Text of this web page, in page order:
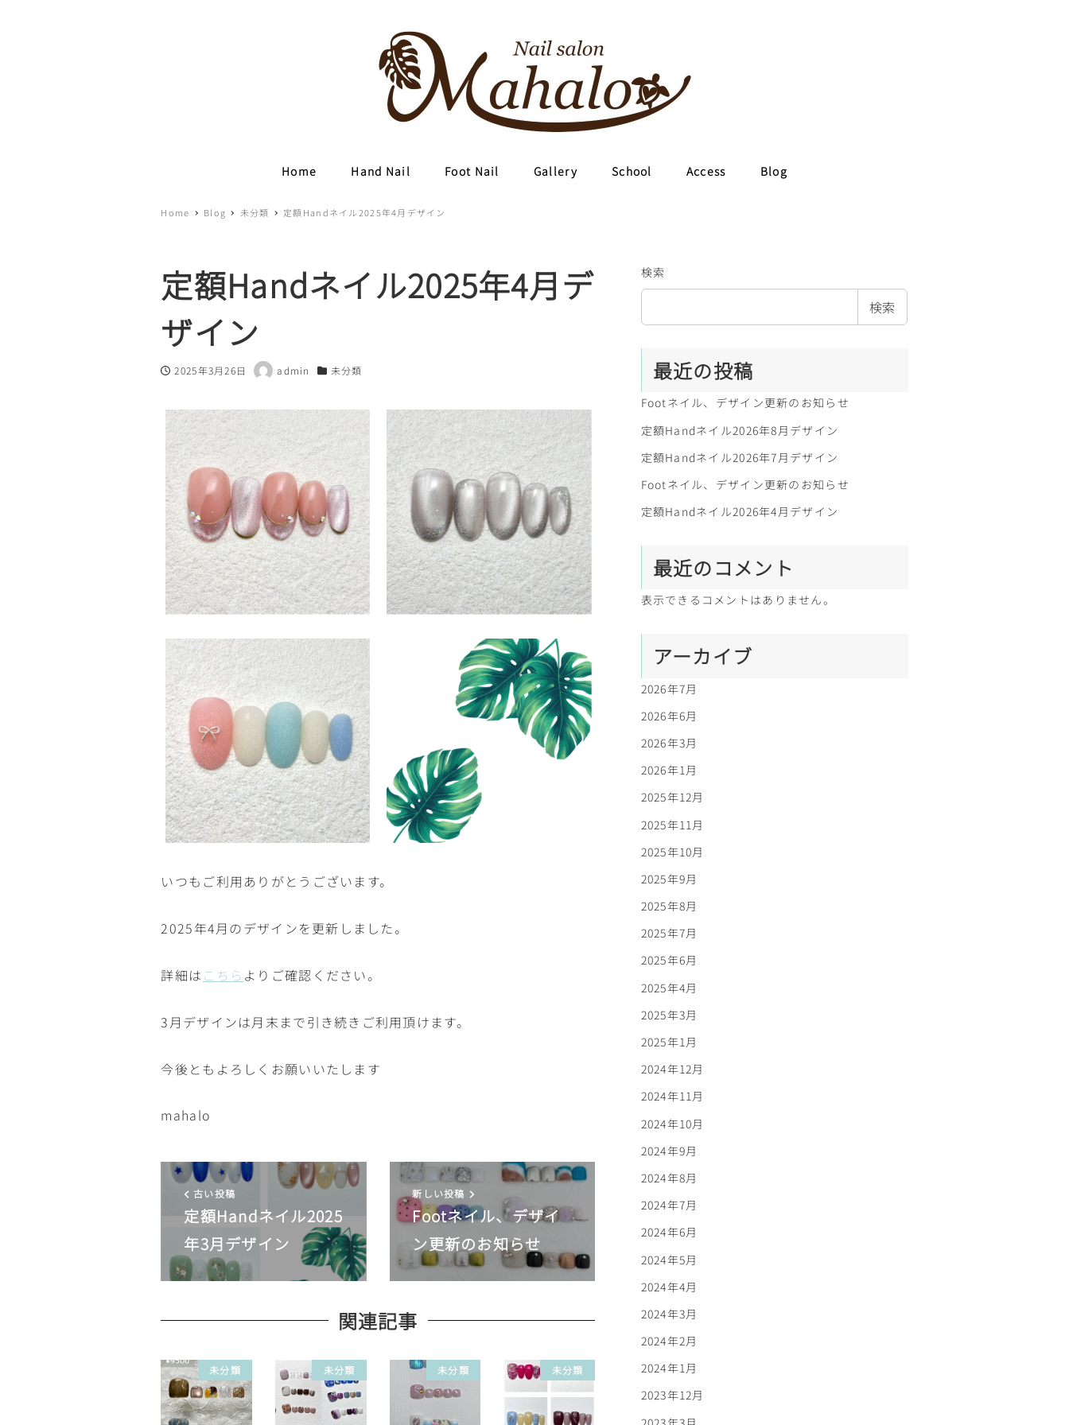
Home Hand Nail Foot Nail Gallery School Access Blog
Home Blog 未分類 定額Handネイル2025年4月デザイン
定額Handネイル2025年4月デ
ザイン
投稿日
2025年3月26日
著
admin
カテゴリー
未分類
いつもご利用ありがとうございます。
2025年4月のデザインを更新しました。
詳細は こちら よりご確認ください。
3月デザインは月末まで引き続きご利用頂けます。
今後ともよろしくお願いいたします
mahalo
古い投稿
定額Handネイル2025
年3月デザイン
新しい投稿
Footネイル、デザイ
ン更新のお知らせ
関連記事
未分類 未分類 未分類 未分類
検索
検索
最近の投稿
Footネイル、デザイン更新のお知らせ
定額Handネイル2026年8月デザイン
定額Handネイル2026年7月デザイン
Footネイル、デザイン更新のお知らせ
定額Handネイル2026年4月デザイン
最近のコメント
表示できるコメントはありません。
アーカイブ
2026年7月
2026年6月
2026年3月
2026年1月
2025年12月
2025年11月
2025年10月
2025年9月
2025年8月
2025年7月
2025年6月
2025年4月
2025年3月
2025年1月
2024年12月
2024年11月
2024年10月
2024年9月
2024年8月
2024年7月
2024年6月
2024年5月
2024年4月
2024年3月
2024年2月
2024年1月
2023年12月